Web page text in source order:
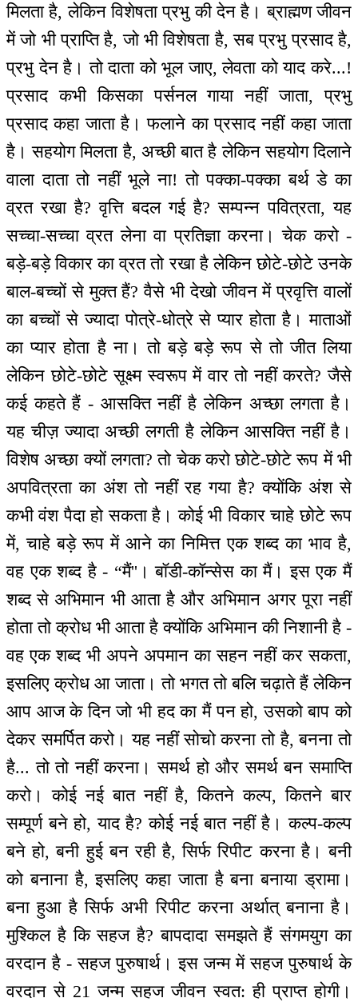
मिलता है, लेकिन विशेषता प्रभु की देन है। ब्राह्मण जीवन
में जो भी प्राप्ति है, जो भी विशेषता है, सब प्रभु प्रसाद है,
प्रभु देन है। तो दाता को भूल जाए, लेवता को याद करे...!
प्रसाद कभी किसका पर्सनल गाया नहीं जाता, प्रभु
प्रसाद कहा जाता है। फलाने का प्रसाद नहीं कहा जाता
है। सहयोग मिलता है, अच्छी बात है लेकिन सहयोग दिलाने
वाला दाता तो नहीं भूले ना! तो पक्का-पक्का बर्थ डे का
व्रत रखा है? वृत्ति बदल गई है? सम्पन्न पवित्रता, यह
सच्चा-सच्चा व्रत लेना वा प्रतिज्ञा करना। चेक करो -
बड़े-बड़े विकार का व्रत तो रखा है लेकिन छोटे-छोटे उनके
बाल-बच्चों से मुक्त हैं? वैसे भी देखो जीवन में प्रवृत्ति वालों
का बच्चों से ज्यादा पोत्रे-धोत्रे से प्यार होता है। माताओं
का प्यार होता है ना। तो बड़े बड़े रूप से तो जीत लिया
लेकिन छोटे-छोटे सूक्ष्म स्वरूप में वार तो नहीं करते? जैसे
कई कहते हैं - आसक्ति नहीं है लेकिन अच्छा लगता है।
यह चीज़ ज्यादा अच्छी लगती है लेकिन आसक्ति नहीं है।
विशेष अच्छा क्यों लगता? तो चेक करो छोटे-छोटे रूप में भी
अपवित्रता का अंश तो नहीं रह गया है? क्योंकि अंश से
कभी वंश पैदा हो सकता है। कोई भी विकार चाहे छोटे रूप
में, चाहे बड़े रूप में आने का निमित्त एक शब्द का भाव है,
वह एक शब्द है - “मैं''। बॉडी-कॉन्सेस का मैं। इस एक मैं
शब्द से अभिमान भी आता है और अभिमान अगर पूरा नहीं
होता तो क्रोध भी आता है क्योंकि अभिमान की निशानी है -
वह एक शब्द भी अपने अपमान का सहन नहीं कर सकता,
इसलिए क्रोध आ जाता। तो भगत तो बलि चढ़ाते हैं लेकिन
आप आज के दिन जो भी हद का मैं पन हो, उसको बाप को
देकर समर्पित करो। यह नहीं सोचो करना तो है, बनना तो
है... तो तो नहीं करना। समर्थ हो और समर्थ बन समाप्ति
करो। कोई नई बात नहीं है, कितने कल्प, कितने बार
सम्पूर्ण बने हो, याद है? कोई नई बात नहीं है। कल्प-कल्प
बने हो, बनी हुई बन रही है, सिर्फ रिपीट करना है। बनी
को बनाना है, इसलिए कहा जाता है बना बनाया ड्रामा।
बना हुआ है सिर्फ अभी रिपीट करना अर्थात् बनाना है।
मुश्किल है कि सहज है? बापदादा समझते हैं संगमयुग का
वरदान है - सहज पुरुषार्थ। इस जन्म में सहज पुरुषार्थ के
वरदान से 21 जन्म सहज जीवन स्वत: ही प्राप्त होगी।